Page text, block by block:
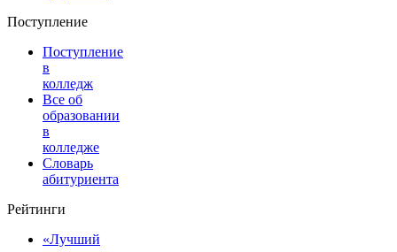
Поступление
Поступление
в
колледж
Все об
образовании
в
колледже
Словарь
абитуриента
Рейтинги
«Лучший